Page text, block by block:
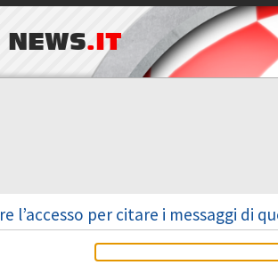
NEWS.IT
l’accesso per citare i messaggi di